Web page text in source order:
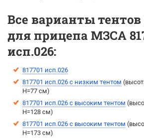
Все варианты
для прицепа МЗСА
исп.026:
817701 исп.026
817701 исп.026 с низким тентом
H=77 см)
817701 исп.026 с высоким тентом
H=128 см)
817701 исп.026 с высоким тентом
H=173 см)